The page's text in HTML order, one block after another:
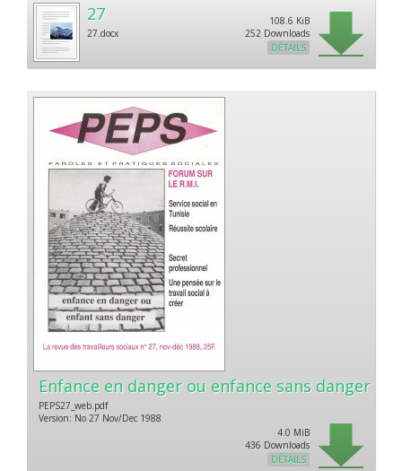
27
27.docx
108.6 KiB
252 Downloads
DÉTAILS
Enfance en danger ou enfance sans danger
PEPS27_web.pdf
Version: No 27 Nov/Dec 1988
4.0 MiB
436 Downloads
DÉTAILS